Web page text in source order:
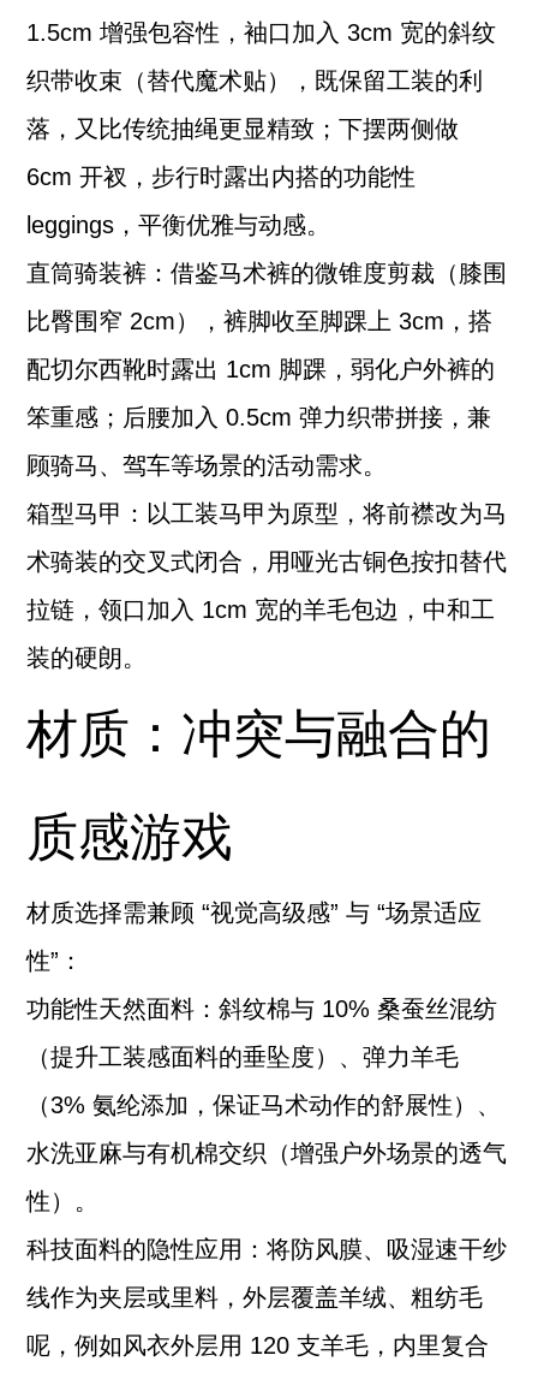
1.5cm 增强包容性，袖口加入 3cm 宽的斜纹
织带收束（替代魔术贴），既保留工装的利
落，又比传统抽绳更显精致；下摆两侧做
6cm 开衩，步行时露出内搭的功能性
leggings，平衡优雅与动感。
直筒骑装裤：借鉴马术裤的微锥度剪裁（膝围
比臀围窄 2cm），裤脚收至脚踝上 3cm，搭
配切尔西靴时露出 1cm 脚踝，弱化户外裤的
笨重感；后腰加入 0.5cm 弹力织带拼接，兼
顾骑马、驾车等场景的活动需求。
箱型马甲：以工装马甲为原型，将前襟改为马
术骑装的交叉式闭合，用哑光古铜色按扣替代
拉链，领口加入 1cm 宽的羊毛包边，中和工
装的硬朗。
材质：冲突与融合的
质感游戏
材质选择需兼顾 “视觉高级感” 与 “场景适应
性”：
功能性天然面料：斜纹棉与 10% 桑蚕丝混纺
（提升工装感面料的垂坠度）、弹力羊毛
（3% 氨纶添加，保证马术动作的舒展性）、
水洗亚麻与有机棉交织（增强户外场景的透气
性）。
科技面料的隐性应用：将防风膜、吸湿速干纱
线作为夹层或里料，外层覆盖羊绒、粗纺毛
呢，例如风衣外层用 120 支羊毛，内里复合